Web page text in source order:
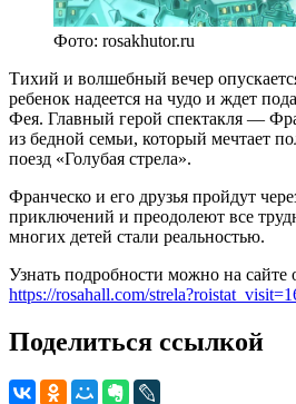
Фото: rosakhutor.ru
Тихий и волшебный вечер
ребенок надеется на чудо и ждет
Фея. Главный герой спектакля —
из бедной семьи, который мечтает
поезд «Голубая стрела».
Франческо и его друзья пройдут
приключений и преодолеют все
многих детей стали реальностью.
Узнать подробности можно на сайте
https://rosahall.com/
Поделиться ссылкой